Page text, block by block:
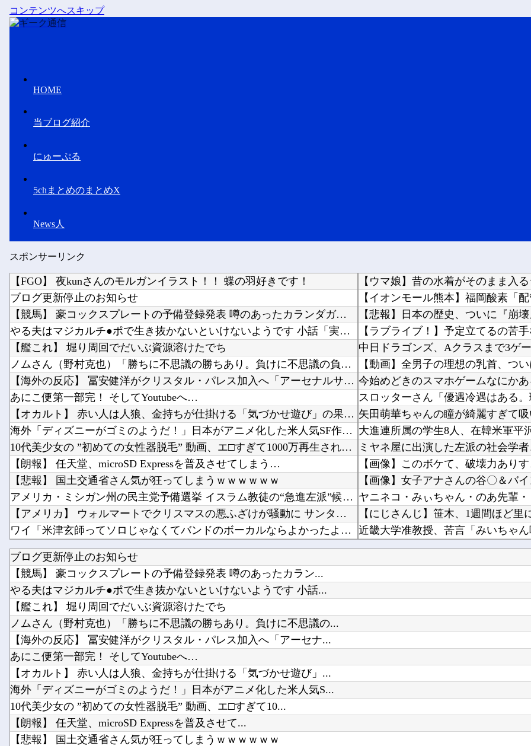
コンテンツへスキップ
HOME
当ブログ紹介
にゅーぷる
5chまとめのまとめX
News人
スポンサーリンク
【FGO】 夜kunさんのモルガンイラスト！！ 蝶の羽好きです！
ブログ更新停止のお知らせ
【競馬】 豪コックスプレートの予備登録発表 噂のあったカランダガンは登録無しでジャパンCで...
やる夫はマジカルチ●ポで生き抜かないといけないようです 小話「実際の感度」
【艦これ】 堀り周回でだいぶ資源溶けたでち
ノムさん（野村克也）「勝ちに不思議の勝ちあり。負けに不思議の負けなし。」←これ矛盾してね？
【海外の反応】 冨安健洋がクリスタル・パレス加入へ「アーセナルサポの好きなクラブで良かった...
あにこ便第一部完！ そしてYoutubeへ…
【オカルト】 赤い人は人狼、金持ちが仕掛ける「気づかせ遊び」の果てに待つものは…
海外「ディズニーがゴミのようだ！」日本がアニメ化した米人気SF作品に絶賛の声が殺到中
10代美少女の ”初めての女性器脱毛” 動画、エ□すぎて1000万再生される・・・
【朗報】 任天堂、microSD Expressを普及させてしまう…
【悲報】 国土交通省さん気が狂ってしまうｗｗｗｗｗｗ
アメリカ・ミシガン州の民主党予備選挙 イスラム教徒の“急進左派”候補が勝利確実に⋯トランプ...
【アメリカ】 ウォルマートでクリスマスの悪ふざけが騒動に サンタ姿のTikTokerに客が...
ワイ「米津玄師ってソロじゃなくてバンドのボーカルならよかったよね」
ホロライブ「宝鐘マリン」兎田ぺこらコラボに協力！ホロ夏アモアスにレイドして野うさぎ喜ぶ！1...
【画像】坂道女子のバスト一覧ｗｗｗｗｗｗｗｗｗｗｗｗwｗｗｗｗ
中西アルノちゃん、やっぱり期待を裏切らないｗ【乃木坂46】
Powered by livedoor 相互RSS
【悲報】日本の歴史、ついに『崩
中日ドラゴンズ、Aクラスまで3ゲ
【動画】全男子の理想の乳首、つ
今始めどきのスマホゲームなにか
矢田萌華ちゃんの瞳が綺麗すぎて
【画像】女子アナさんの谷〇＆バ
【にじさんじ】笹木、1週間ほど里
【ウマ娘】（悲報）ナイスネイチ
ライザの公式AIゲーム、エッチす
【ウマ娘】自分の胸を主張してト
Vチューバーに最近ある変化が起き
ブログ更新停止のお知らせ
【競馬】 豪コックスプレートの予備登録発表 噂のあったカラン...
やる夫はマジカルチ●ポで生き抜かないといけないようです 小話...
【艦これ】 堀り周回でだいぶ資源溶けたでち
ノムさん（野村克也）「勝ちに不思議の勝ちあり。負けに不思議の...
【海外の反応】 冨安健洋がクリスタル・パレス加入へ「アーセナ...
あにこ便第一部完！ そしてYoutubeへ…
【オカルト】 赤い人は人狼、金持ちが仕掛ける「気づかせ遊び」...
海外「ディズニーがゴミのようだ！」日本がアニメ化した米人気S...
10代美少女の ”初めての女性器脱毛” 動画、エ□すぎて10...
【朗報】 任天堂、microSD Expressを普及させて...
【悲報】 国土交通省さん気が狂ってしまうｗｗｗｗｗｗ